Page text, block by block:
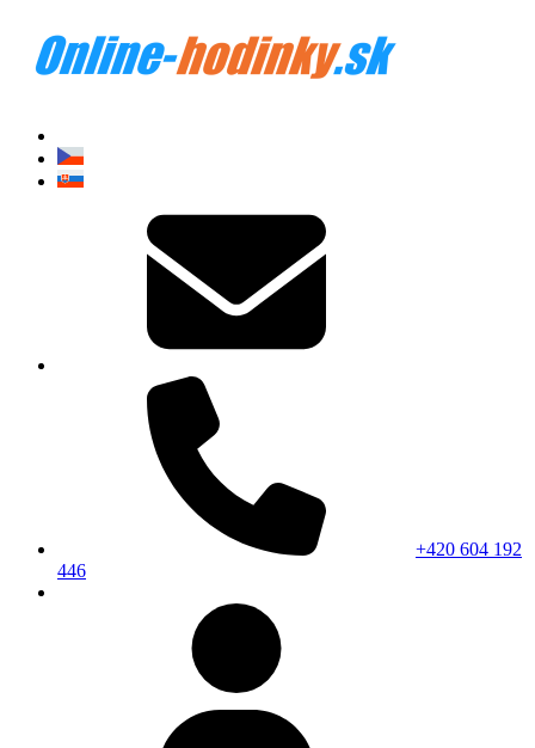
+420 604 192
446